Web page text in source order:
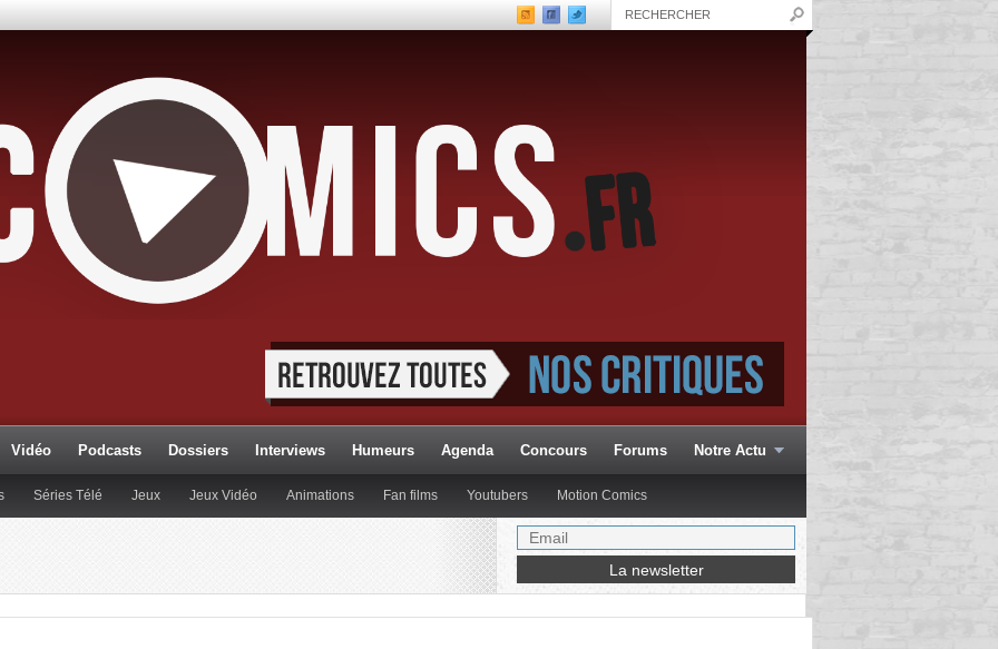
Vidéo Podcasts Dossiers Interviews Humeurs Agenda Concours Forums Notre Actu
Séries Télé Jeux Jeux Vidéo Animations Fan films Youtubers Motion Comics